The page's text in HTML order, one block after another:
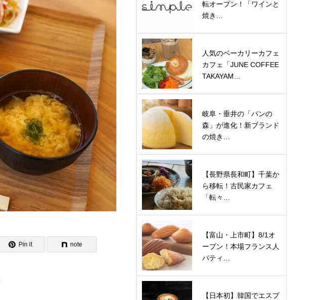
Pin it note
転オープン！「ワインと
焼き…
人気のベーカリーカフェ
カフェ「JUNE COFFEE
TAKAYAM…
岐阜・垂井の「パンの
森」が進化！新ブランド
の焼き…
【長野県長和町】千葉か
ら移転！古民家カフェ
「転々…
【富山・上市町】8/1オ
ープン！本場フランス人
パティ…
【日本初】韓国でエスプ